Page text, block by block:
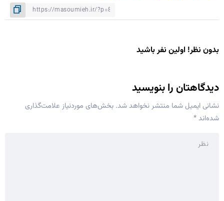
بدون نظر! اولین نفر باشید
دیدگاهتان را بنویسید
نشانی ایمیل شما منتشر نخواهد شد. بخش‌های موردنیاز علامت‌گذاری
شده‌اند*